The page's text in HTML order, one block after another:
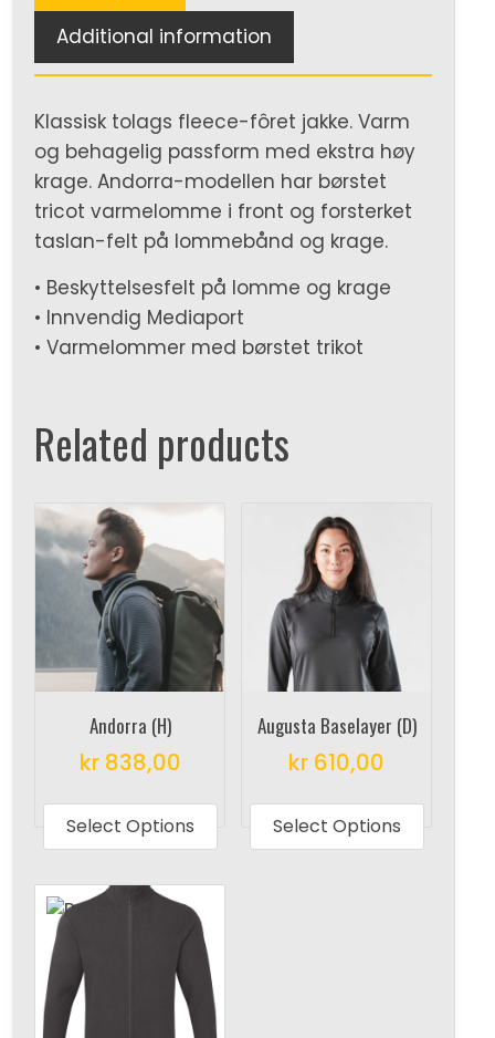
Additional information
Klassisk tolags fleece-fôret jakke. Varm
og behagelig passform med ekstra høy
krage. Andorra-modellen har børstet
tricot varmelomme i front og forsterket
taslan-felt på lommebånd og krage.
• Beskyttelsesfelt på lomme og krage
• Innvendig Mediaport
• Varmelommer med børstet trikot
Related products
Andorra (H)
kr838,00
Select Options
product
has
multiple
may
Augusta Baselayer (D)
kr 610,00
Select Options
has